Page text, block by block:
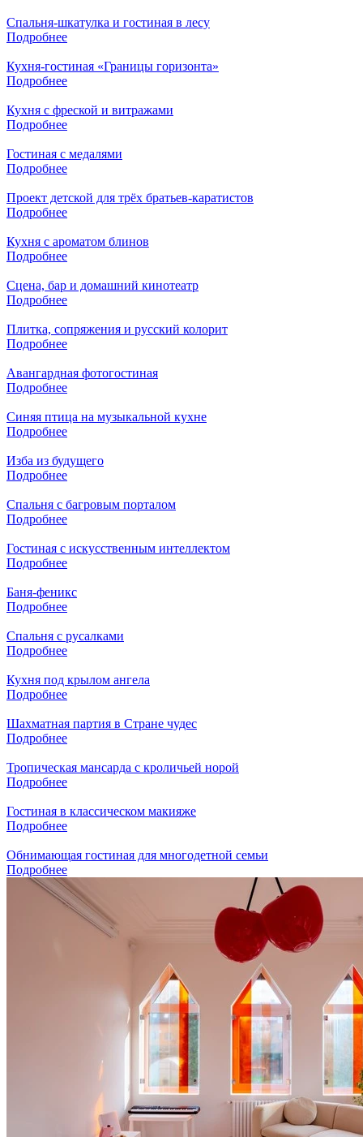
Спальня-шкатулка и гостиная в лесу
Подробнее
Кухня-гостиная «Границы горизонта»
Подробнее
Кухня с фреской и витражами
Подробнее
Гостиная с медалями
Подробнее
Проект детской для трёх братьев-каратистов
Подробнее
Кухня с ароматом блинов
Подробнее
Сцена, бар и домашний кинотеатр
Подробнее
Плитка, сопряжения и русский колорит
Подробнее
Авангардная фотогостиная
Подробнее
Синяя птица на музыкальной кухне
Подробнее
Изба из будущего
Подробнее
Спальня с багровым порталом
Подробнее
Гостиная с искусственным интеллектом
Подробнее
Баня-феникс
Подробнее
Спальня с русалками
Подробнее
Кухня под крылом ангела
Подробнее
Шахматная партия в Стране чудес
Подробнее
Тропическая мансарда с кроличьей норой
Подробнее
Гостиная в классическом макияже
Подробнее
Обнимающая гостиная для многодетной семьи
Подробнее